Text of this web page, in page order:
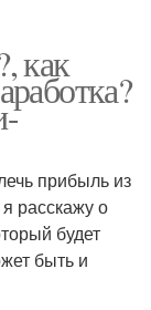
как
прибыль из
расскажу о
будет
быть и